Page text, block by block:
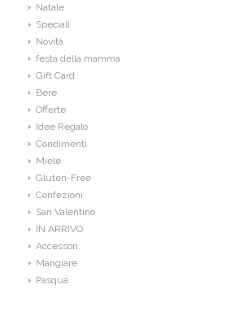
Natale
Speciali
Novità
festa della mamma
Gift Card
Bere
Offerte
Idee Regalo
Condimenti
Miele
Gluten-Free
Confezioni
San Valentino
IN ARRIVO
Accessori
Mangiare
Pasqua